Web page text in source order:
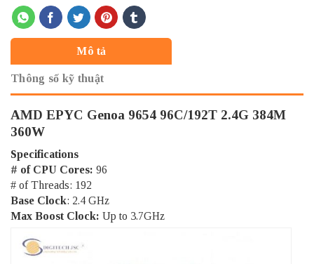
Mô tả
Thông số kỹ thuật
AMD EPYC Genoa 9654 96C/192T 2.4G 384M
360W
Specifications
# of CPU Cores: 96
# of Threads: 192
Base Clock: 2.4 GHz
Max Boost Clock: Up to 3.7GHz